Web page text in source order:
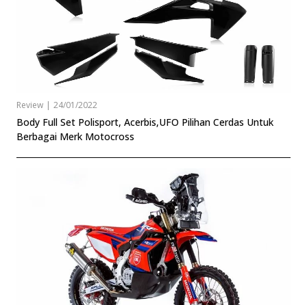
Review | 24/01/2022
Body Full Set Polisport, Acerbis,UFO Pilihan Cerdas Untuk
Berbagai Merk Motocross